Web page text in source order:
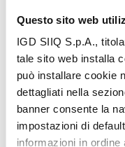
Questo sito web
IGD SIIQ S.p.A.,
tale sito web installa
può installare cookie
dettagliati nella
banner consente la
impostazioni di
informazioni in